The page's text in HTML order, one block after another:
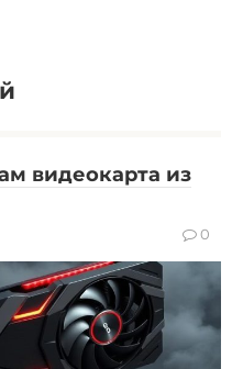
видеокарта из
0